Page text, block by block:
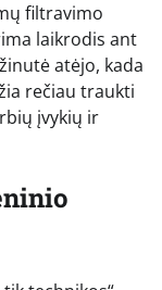
filtravimo
laikrodis ant
atėjo, kada
rečiau traukti
įvykių ir